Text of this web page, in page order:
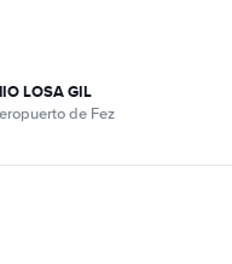
LOSA GIL
de Fez